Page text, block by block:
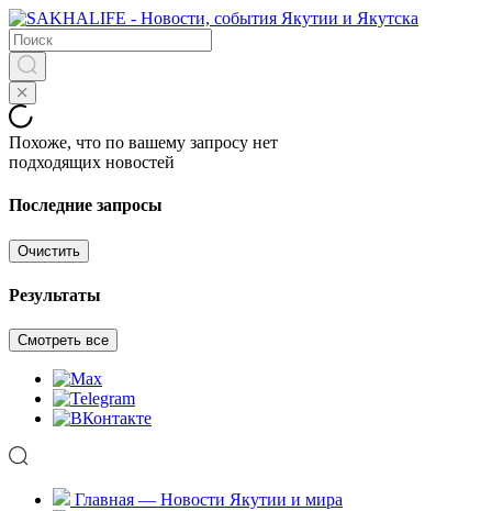
Похоже, что по вашему запросу нет
подходящих новостей
Последние запросы
Очистить
Результаты
Смотреть все
Главная — Новости Якутии и мира